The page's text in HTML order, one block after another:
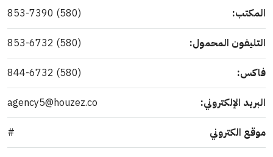
المكتب: (580) 853-7390
التليفون المحمول: (580) 853-6732
فاكس: (580) 844-6732
البريد الإلكتروني: agency5@houzez.co
موقع الكتروني #